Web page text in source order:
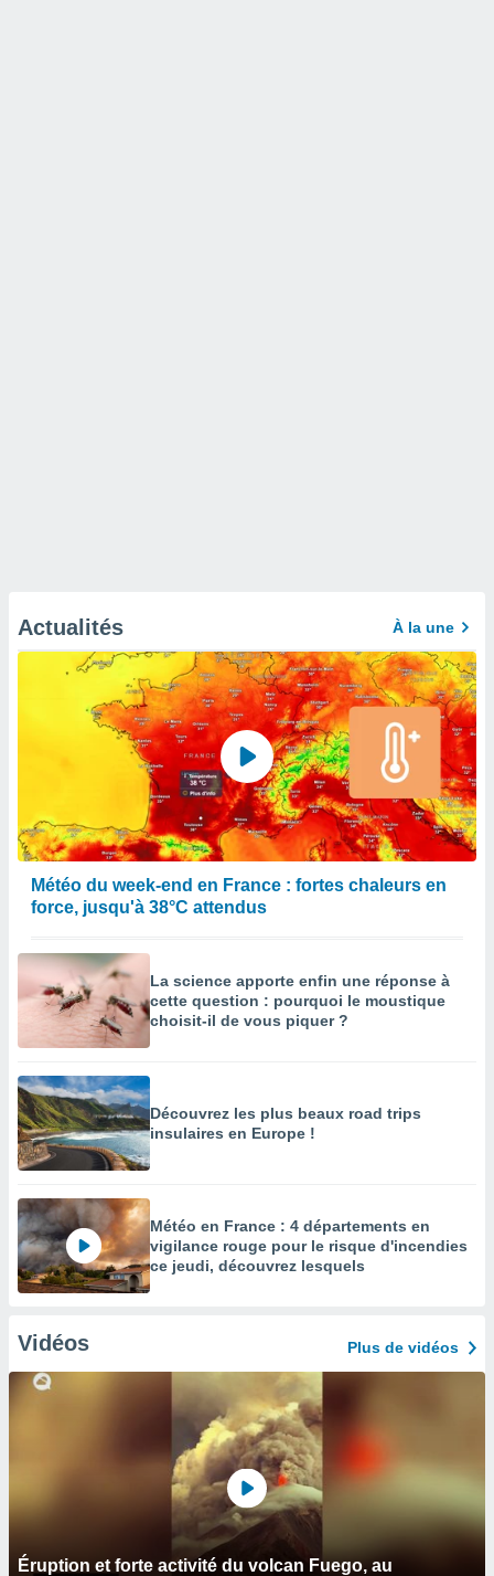
Actualités À la une
Météo du week-end en France : fortes chaleurs en
force, jusqu'à 38°C attendus
La science apporte enfin une réponse à
cette question : pourquoi le moustique
choisit-il de vous piquer ?
Découvrez les plus beaux road trips
insulaires en Europe !
Météo en France : 4 départements en
vigilance rouge pour le risque d'incendies
ce jeudi, découvrez lesquels
Vidéos Plus de vidéos
Éruption et forte activité du volcan Fuego, au